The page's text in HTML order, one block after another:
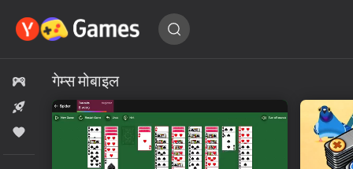
कोई
गेम
खोजें…
सभी गेम्स
गेम्स मोबाइल